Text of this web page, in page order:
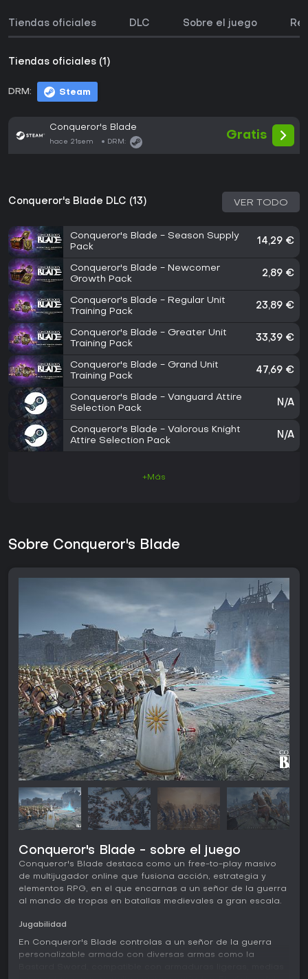
Tiendas oficiales DLC Sobre el juego
Tiendas oficiales (1)
DRM: Steam
Conqueror's Blade
hace 21sem DRM:
Gratis
Conqueror's Blade DLC (13) VER TODO
Conqueror's Blade - Season Supply
Pack
14,29 €
Conqueror's Blade - Newcomer
Growth Pack
2,89 €
Conqueror's Blade - Regular Unit
Training Pack
23,89 €
Conqueror's Blade - Greater Unit
Training Pack
33,39 €
Conqueror's Blade - Grand Unit
Training Pack
47,69 €
Conqueror's Blade - Vanguard Attire
Selection Pack
N/A
Conqueror's Blade - Valorous Knight
Attire Selection Pack
N/A
+Más
Sobre Conqueror's Blade
Conqueror's Blade - sobre el juego
Conqueror's Blade destaca como un free-to-play masivo
de multijugador online que fusiona acción, estrategia y
elementos RPG, en el que encarnas a un señor de la guerra
al mando de tropas en batallas medievales a gran escala.
Jugabilidad
En Conqueror's Blade controlas a un señor de la guerra
personalizable armado con diversas armas como la